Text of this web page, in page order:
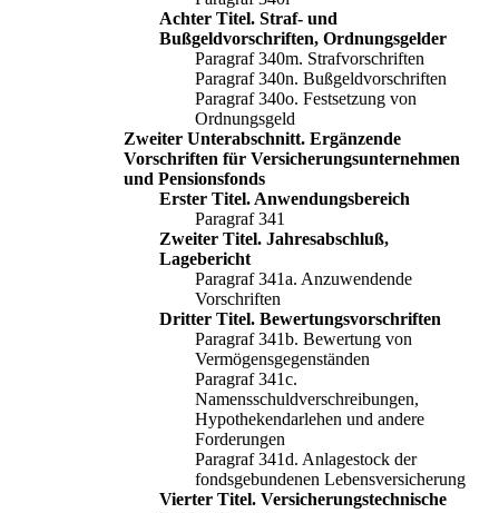
Achter Titel. Straf- und
Bußgeldvorschriften, Ordnungsgelder
Paragraf 340m. Strafvorschriften
Paragraf 340n. Bußgeldvorschriften
Paragraf 340o. Festsetzung von
Ordnungsgeld
Zweiter Unterabschnitt. Ergänzende
Vorschriften für Versicherungsunternehmen
und Pensionsfonds
Erster Titel. Anwendungsbereich
Paragraf 341
Zweiter Titel. Jahresabschluß,
Lagebericht
Paragraf 341a. Anzuwendende
Vorschriften
Dritter Titel. Bewertungsvorschriften
Paragraf 341b. Bewertung von
Vermögensgegenständen
Paragraf 341c.
Namensschuldverschreibungen,
Hypothekendarlehen und andere
Forderungen
Paragraf 341d. Anlagestock der
fondsgebundenen Lebensversicherung
Vierter Titel. Versicherungstechnische